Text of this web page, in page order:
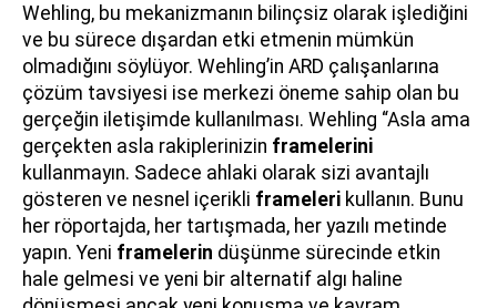
Wehling, bu mekanizmanın bilinçsiz olarak işlediğini
ve bu sürece dışardan etki etmenin mümkün
olmadığını söylüyor. Wehling’in ARD çalışanlarına
çözüm tavsiyesi ise merkezi öneme sahip olan bu
gerçeğin iletişimde kullanılması. Wehling “Asla ama
gerçekten asla rakiplerinizin framelerini
kullanmayın. Sadece ahlaki olarak sizi avantajlı
gösteren ve nesnel içerikli frameleri kullanın. Bunu
her röportajda, her tartışmada, her yazılı metinde
yapın. Yeni framelerin düşünme sürecinde etkin
hale gelmesi ve yeni bir alternatif algı haline